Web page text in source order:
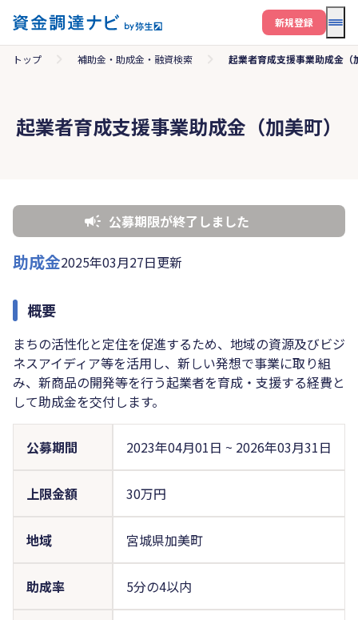
メ
新規登録
トップ 補助金・助成金・融資検索 起業者育成支援事業助成金（
起業者育成支援事業助成金（加美町）
公募期限が終了しました
助成金2025年03月27日更新
概要
まちの活性化と定住を促進するため、地域の資源及びビジ
ネスアイディア等を活用し、新しい発想で事業に取り組
み、新商品の開発等を行う起業者を育成・支援する経費と
して助成金を交付します。
公募期間 2023年04月01日 ~ 2026年03月31日
上限金額 30万円
地域 宮城県加美町
助成率 5分の4以内